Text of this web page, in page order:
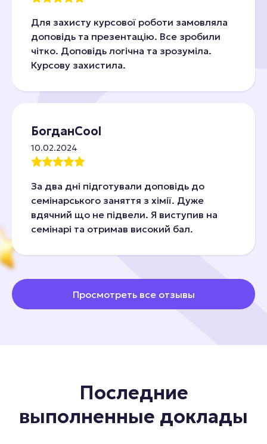
Для захисту курсової роботи замовляла
доповідь та презентацію. Все зробили
чітко. Доповідь логічна та зрозуміла.
Курсову захистила.
БогданCool
10.02.2024
За два дні підготували доповідь до
семінарського заняття з хімії. Дуже
вдячний що не підвели. Я виступив на
семінарі та отримав високий бал.
Просмотреть все отзывы
Последние
выполненные доклады